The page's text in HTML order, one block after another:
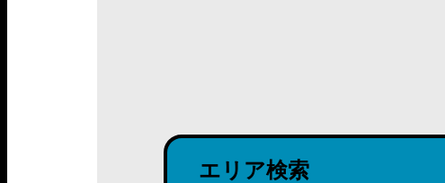
エリア検索